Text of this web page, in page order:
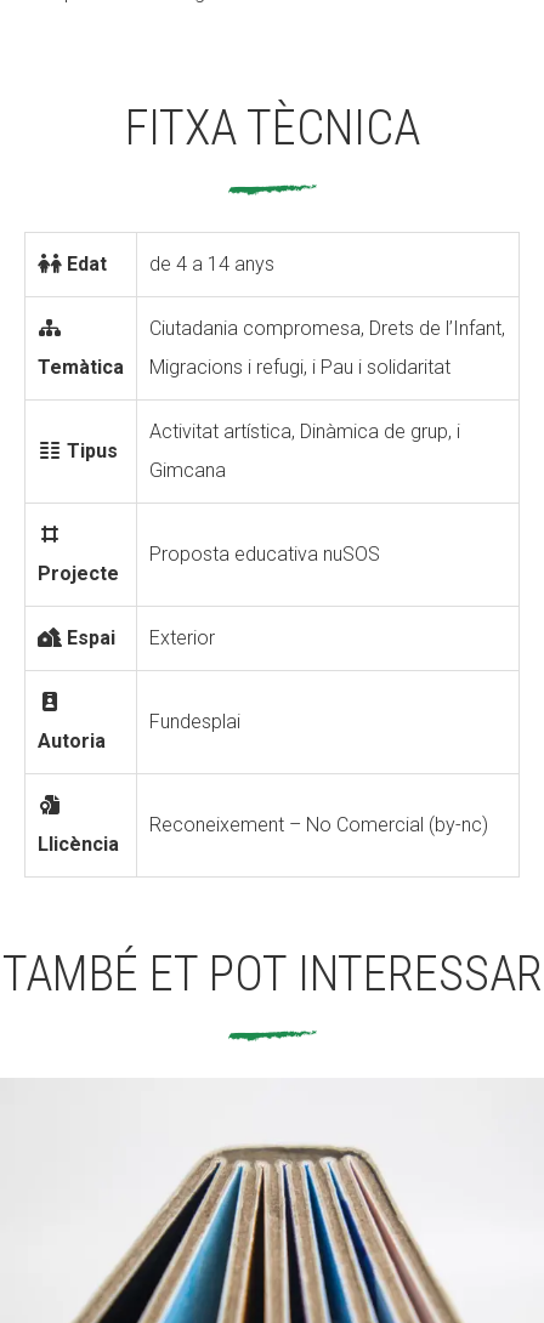
FITXA TÈCNICA
Edat de 4 a 14 anys
Temàtica
Ciutadania compromesa, Drets de l’Infant,
Migracions i refugi, i Pau i solidaritat
Tipus
Activitat artística, Dinàmica de grup, i
Gimcana
Projecte
Proposta educativa nuSOS
Espai Exterior
Autoria
Fundesplai
Llicència
Reconeixement – No Comercial (by-nc)
TAMBÉ ET POT INTERESSAR